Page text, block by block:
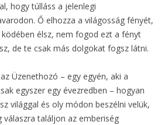
hogy túlláss a jelenlegi
Ő elhozza a világosság fényét,
élsz, nem fogod ezt a fényt
de te csak más dolgokat fogsz látni.
Üzenethozó – egy egyén, aki a
egyszer egy évezredben – hogyan
világgal és oly módon beszélni velük,
válaszra találjon az emberiség